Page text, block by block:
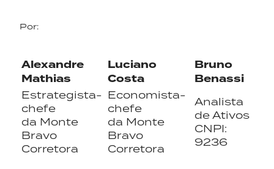
Por:
Alexandre
Mathias
Luciano
Costa
Bruno
Benassi
Estrategista-
chefe
da Monte
Bravo
Corretora
Economista-
chefe
da Monte
Bravo
Corretora
Analista
de Ativos
CNPI:
9236